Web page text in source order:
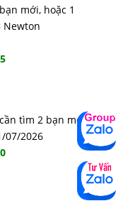
mới, hoặc 1
Newton
tìm 2 bạn mới
07/2026